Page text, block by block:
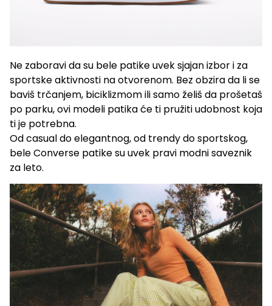
Ne zaboravi da su bele patike uvek sjajan izbor i za
sportske aktivnosti na otvorenom. Bez obzira da li se
baviš trčanjem, biciklizmom ili samo želiš da prošetaš
po parku, ovi modeli patika će ti pružiti udobnost koja
ti je potrebna.
Od casual do elegantnog, od trendy do sportskog,
bele Converse patike su uvek pravi modni saveznik
za leto.